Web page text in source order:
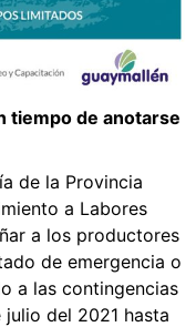
tiempo de anotarse
de la Provincia
a Labores
a los productores
de emergencia o
a las contingencias
del 2021 hasta